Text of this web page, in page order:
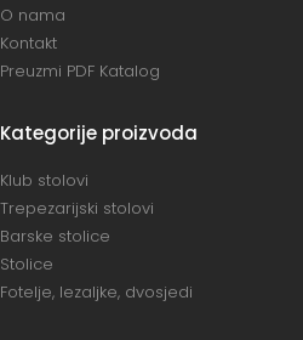
O nama
Kontakt
Preuzmi PDF Katalog
Kategorije proizvoda
Klub stolovi
Trepezarijski stolovi
Barske stolice
Stolice
Fotelje, lezaljke, dvosjedi